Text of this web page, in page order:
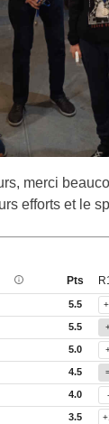
merci
efforts et le
Pts
5.5
5.5
5.0
4.5
4.0
3.5